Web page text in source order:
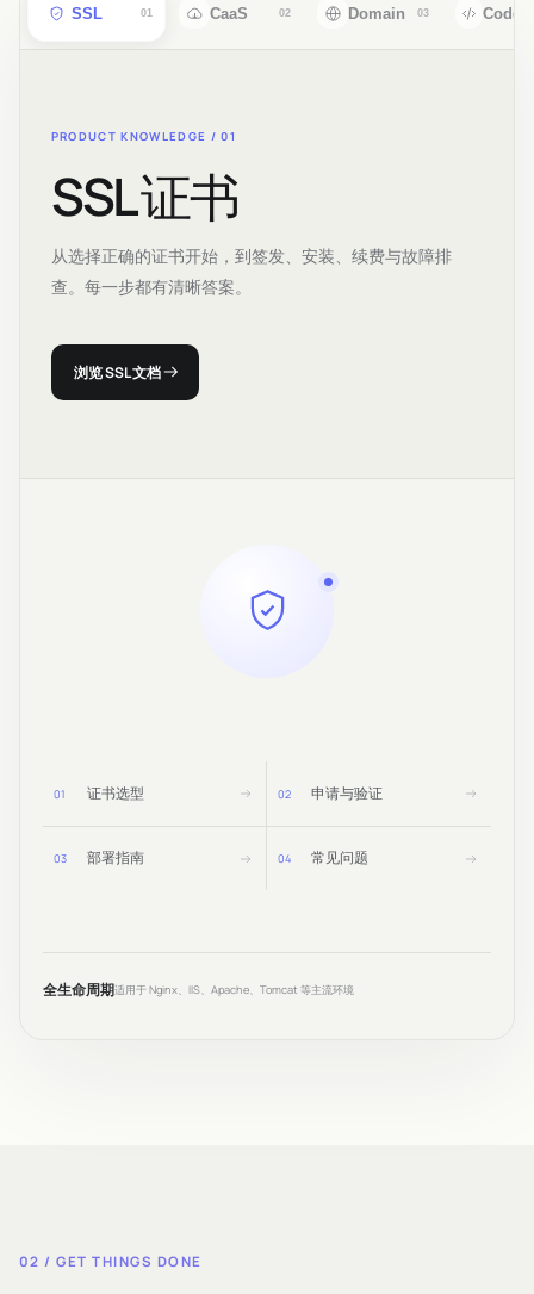
SSL 01 CaaS 02 Domain 03
PRODUCT KNOWLEDGE /01
SSL 证书
从选择正确的证书开始，到签发、安装、续费与故障排
查。每一步都有清晰答案。
浏览 SSL 文档
01 证书选型 02 申请与验证
03 部署指南 04 常见问题
全生命周期适用于 Nginx、IIS、Apache、Tomcat 等主流环境
02 / GET THINGS DONE